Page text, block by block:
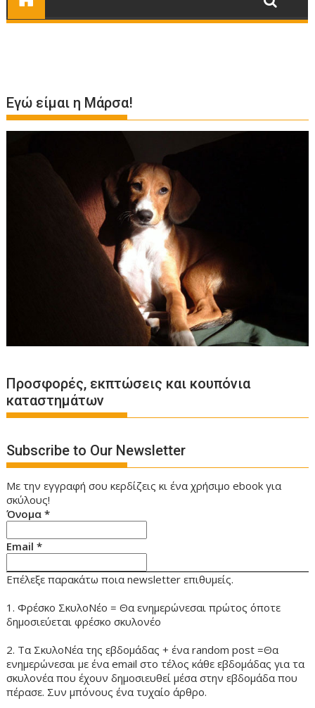
Εγώ είμαι η Μάρσα!
Προσφορές, εκπτώσεις και κουπόνια
καταστημάτων
Subscribe to Our Newsletter
Με την εγγραφή σου κερδίζεις κι ένα χρήσιμο ebook για
σκύλους!
Όνομα*
Email*
Επέλεξε παρακάτω ποια newsletter επιθυμείς.
1. Φρέσκο ΣκυλοΝέο = Θα ενημερώνεσαι πρώτος όποτε
δημοσιεύεται φρέσκο σκυλονέο
2. Τα ΣκυλοΝέα της εβδομάδας + ένα random post =Θα
ενημερώνεσαι με ένα email στο τέλος κάθε εβδομάδας για τα
σκυλονέα που έχουν δημοσιευθεί μέσα στην εβδομάδα που
πέρασε. Συν μπόνους ένα τυχαίο άρθρο.